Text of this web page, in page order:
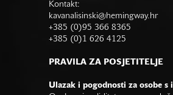
Kontakt:
kavanalisinski@hemingway.hr
+385 (0)95 366 8365
+385 (0)1 626 4125
PRAVILA ZA POSJETITELJE
Ulazak i pogodnosti za osobe s